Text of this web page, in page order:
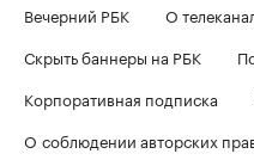
Вечерний РБК
О
Скрыть баннеры на РБК
Корпоративная подписка
О соблюдении авторских